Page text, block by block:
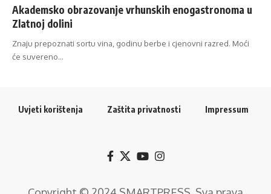
Akademsko obrazovanje vrhunskih enogastronoma u
Zlatnoj dolini
Znaju prepoznati sortu vina, godinu berbe i cjenovni razred. Moći
će suvereno…
Uvjeti korištenja Zaštita privatnosti Impressum